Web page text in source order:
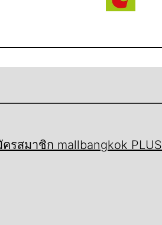
รสมาชิก mallbangkok PLUS